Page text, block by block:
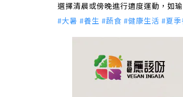
選擇清晨或傍晚進行適度運動，如
#大暑 #養生 #蔬食 #健康生活 #夏季